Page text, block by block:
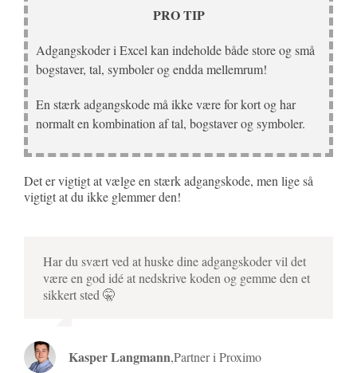
PRO TIP
Adgangskoder i Excel kan indeholde både store og små
bogstaver, tal, symboler og endda mellemrum!
En stærk adgangskode må ikke være for kort og har
normalt en kombination af tal, bogstaver og symboler.
Det er vigtigt at vælge en stærk adgangskode, men lige så
vigtigt at du ikke glemmer den!
Har du svært ved at huske dine adgangskoder vil det
være en god idé at nedskrive koden og gemme den et
sikkert sted 🤫
Kasper Langmann,Partner i Proximo